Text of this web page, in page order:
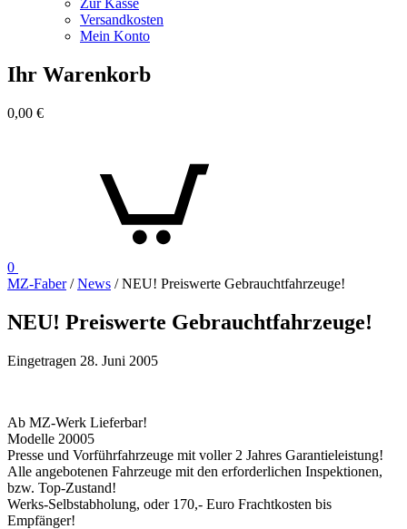
Versandkosten
Mein Konto
Ihr Warenkorb
0,00 €
0
MZ-Faber/News /NEU! Preiswerte Gebrauchtfahrzeuge!
NEU! Preiswerte Gebrauchtfahrzeuge!
Eingetragen 28. Juni 2005
Ab MZ-Werk Lieferbar!
Modelle 20005
Presse und Vorführfahrzeuge mit voller 2 Jahres Garantieleistung!
Alle angebotenen Fahrzeuge mit den erforderlichen Inspektionen,
bzw. Top-Zustand!
Werks-Selbstabholung, oder 170,- Euro Frachtkosten bis
Empfänger!